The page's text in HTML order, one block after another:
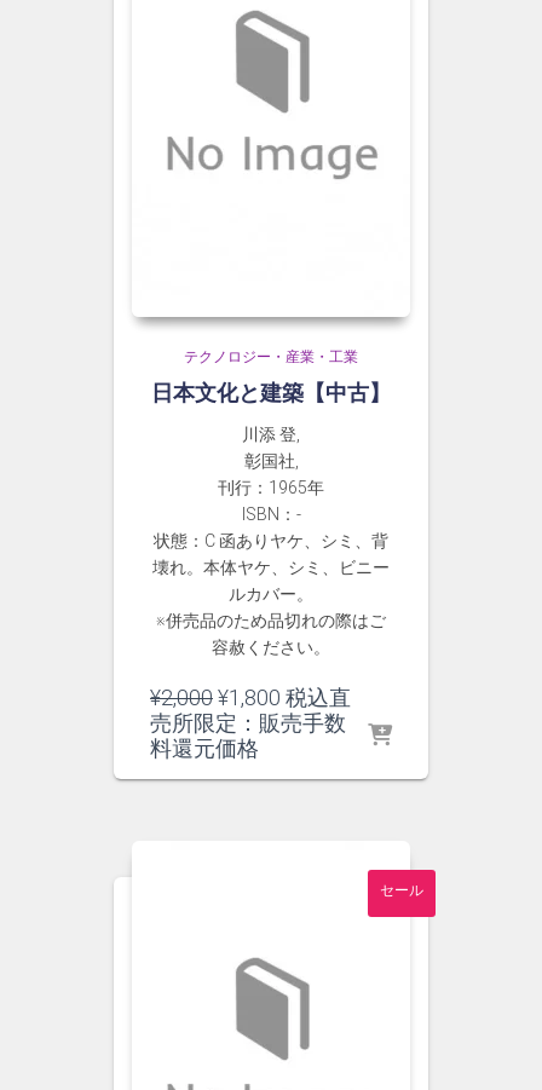
テクノロジー・産業・工業
日本文化と建築【中古】
川添 登,
彰国社,
刊行：1965年
ISBN：-
状態：C 函ありヤケ、シミ、背
壊れ。本体ヤケ、シミ、ビニー
ルカバー。
※併売品のため品切れの際はご
容赦ください。
¥2,000元
の
価
¥1,800 現
在
税込直
売所限定：販売手数
料還元価格
セール